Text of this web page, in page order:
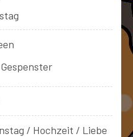
Gespenster
/ Hochzeit / Liebe